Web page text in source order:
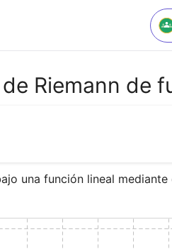
Riemann de
una función lineal